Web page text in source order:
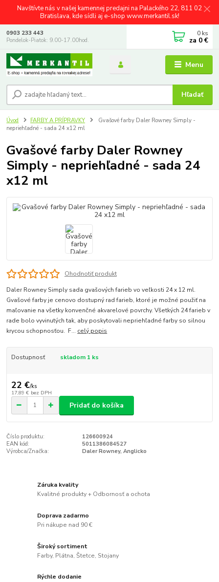
Navštívte nás v našej kamennej predajni na Palackého 22, 811 02
Bratislava, kde sídli aj e-shop www.merkantil.sk!
Menu
Hľadať
0903 233 443
Pondelok-Piatok: 9.00-17.00hod.
0 ks
za 0 €
Úvod FARBY A PRÍPRAVKY
Gvašové farby Daler Rowney Simply -
nepriehľadné - sada 24 x12 ml
Gvašové farby Daler Rowney
Simply - nepriehľadné - sada 24
x12 ml
Ohodnotiť produkt
Daler Rowney Simply sada gvašových farieb vo veľkosti 24 x 12 ml.
Gvašové farby je cenovo dostupný rad farieb, ktoré je možné použiť na
maľovanie na všetky konvenčné akvarelové povrchy. Všetkých 24 farieb v
rade bolo vyvinutých tak, aby poskytovali nepriehľadné farby so silnou
krycou schopnosťou. F... celý popis
Dostupnosť skladom 1 ks
22 €/ks
17,89 € bez DPH
Pridať do košíka
Číslo produktu:
126600924
EAN kód:
5011386084527
Výrobca/Značka:
Daler Rowney, Anglicko
Záruka kvality
Kvalitné produkty + Odbornosť a ochota
Doprava zadarmo
Pri nákupe nad 90 €
Široký sortiment
Farby, Plátna, Štetce, Stojany
Rýchle dodanie